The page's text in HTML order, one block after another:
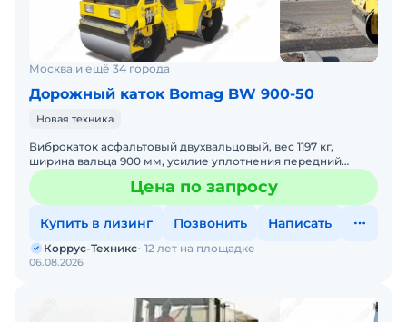
Москва и ещё 34 города
Дорожный каток Bomag BW 900-50
Новая техника
Виброкаток асфальтовый двухвальцовый, вес 1197 кг,
ширина вальца 900 мм, усилие уплотнения передний
валец 15 кН, скорость транспортировочная/рабочая 0-8,7/0-
4 к
Цена по запросу
Купить в лизинг Позвонить Написать
06.08.2026
Коррус-Техникс 12 лет на площадке